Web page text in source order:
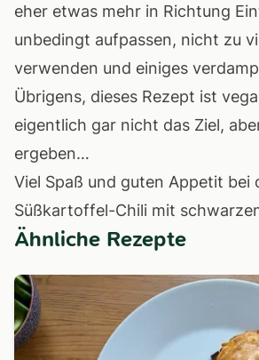
eher etwas mehr in Richtung
unbedingt aufpassen, nicht zu
verwenden und einiges
Übrigens, dieses Rezept ist
eigentlich gar nicht das Ziel,
ergeben…
Viel Spaß und guten Appetit bei
Süßkartoffel-Chili mit
Ähnliche Rezepte